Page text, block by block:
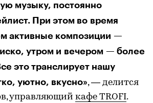
музыку, постоянно
При этом во время
активные композиции —
утром и вечером — более
это транслирует нашу
уютно, вкусно», — делится
управляющий кафе TROFI.